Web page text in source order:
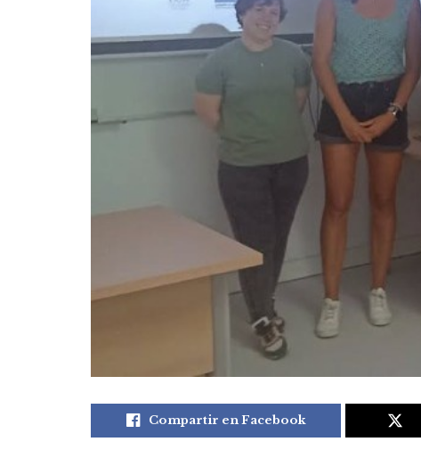
Compartir en Facebook